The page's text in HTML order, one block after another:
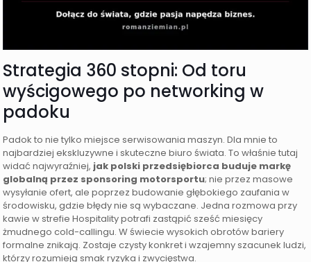
Strategia 360 stopni: Od toru
wyścigowego po networking w
padoku
Padok to nie tylko miejsce serwisowania maszyn. Dla mnie to
najbardziej ekskluzywne i skuteczne biuro świata. To właśnie tutaj
widać najwyraźniej, jak polski przedsiębiorca buduje markę
globalną przez sponsoring motorsportu; nie przez masowe
wysyłanie ofert, ale poprzez budowanie głębokiego zaufania w
środowisku, gdzie błędy nie są wybaczane. Jedna rozmowa przy
kawie w strefie Hospitality potrafi zastąpić sześć miesięcy
żmudnego cold-callingu. W świecie wysokich obrotów bariery
formalne znikają. Zostaje czysty konkret i wzajemny szacunek ludzi,
którzy rozumieją smak ryzyka i zwycięstwa.